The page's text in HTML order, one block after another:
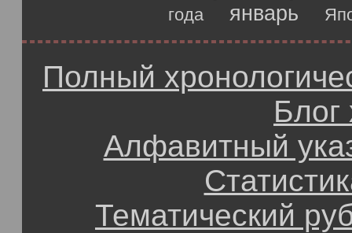
года январь
Полный
Блог
Алфавитный
Тематический